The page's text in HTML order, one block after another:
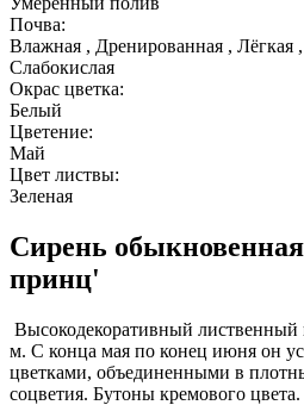
Почва:
Влажная , Дренированная , Лёгкая
Слабокислая
Окрас цветка:
Белый
Цветение:
Май
Цвет листвы:
Зеленая
Сирень
принц'
Высокодекоративный лиственный
м. С конца мая по конец июня он
цветками, объединенными в
соцветия. Бутоны кремового цвета.